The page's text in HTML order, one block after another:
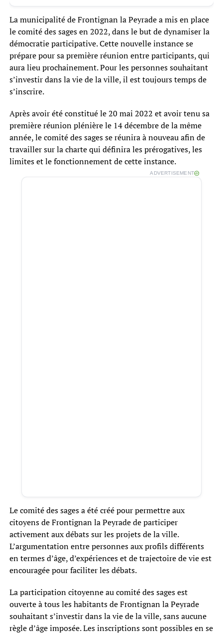
La municipalité de Frontignan la Peyrade a mis en place
le comité des sages en 2022, dans le but de dynamiser la
démocratie participative. Cette nouvelle instance se
prépare pour sa première réunion entre participants, qui
aura lieu prochainement. Pour les personnes souhaitant
s’investir dans la vie de la ville, il est toujours temps de
s’inscrire.
Après avoir été constitué le 20 mai 2022 et avoir tenu sa
première réunion plénière le 14 décembre de la même
année, le comité des sages se réunira à nouveau afin de
travailler sur la charte qui définira les prérogatives, les
limites et le fonctionnement de cette instance.
ADVERTISEMENT
Le comité des sages a été créé pour permettre aux
citoyens de Frontignan la Peyrade de participer
activement aux débats sur les projets de la ville.
L’argumentation entre personnes aux profils différents
en termes d’âge, d’expériences et de trajectoire de vie est
encouragée pour faciliter les débats.
La participation citoyenne au comité des sages est
ouverte à tous les habitants de Frontignan la Peyrade
souhaitant s’investir dans la vie de la ville, sans aucune
règle d’âge imposée. Les inscriptions sont possibles en se